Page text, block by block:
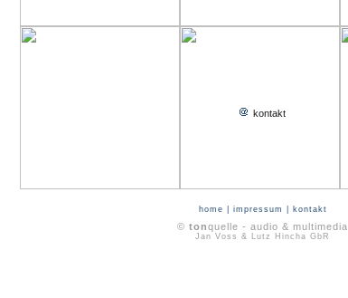
kontakt
home impressum kontakt
© tonquelle - audio & multimedia
Jan Voss & Lutz Hincha GbR